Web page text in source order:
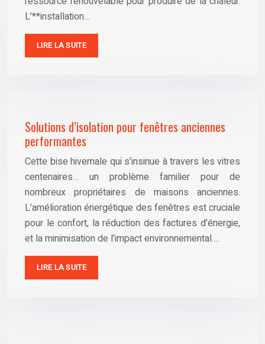
L’**installation…
LIRE LA SUITE
Solutions d’isolation pour fenêtres anciennes
performantes
Cette bise hivernale qui s’insinue à travers les vitres
centenaires… un problème familier pour de
nombreux propriétaires de maisons anciennes.
L’amélioration énergétique des fenêtres est cruciale
pour le confort, la réduction des factures d’énergie,
et la minimisation de l’impact environnemental….
LIRE LA SUITE